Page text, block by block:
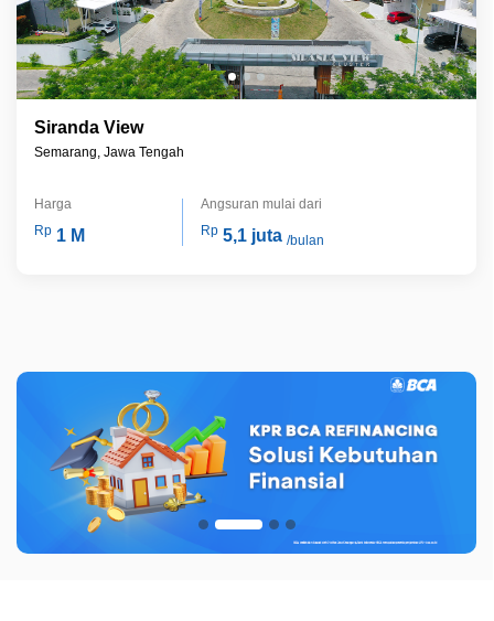
Siranda View
Semarang, Jawa Tengah
Harga
Rp 1 M
Angsuran mulai dari
Rp 5,1 juta /bulan